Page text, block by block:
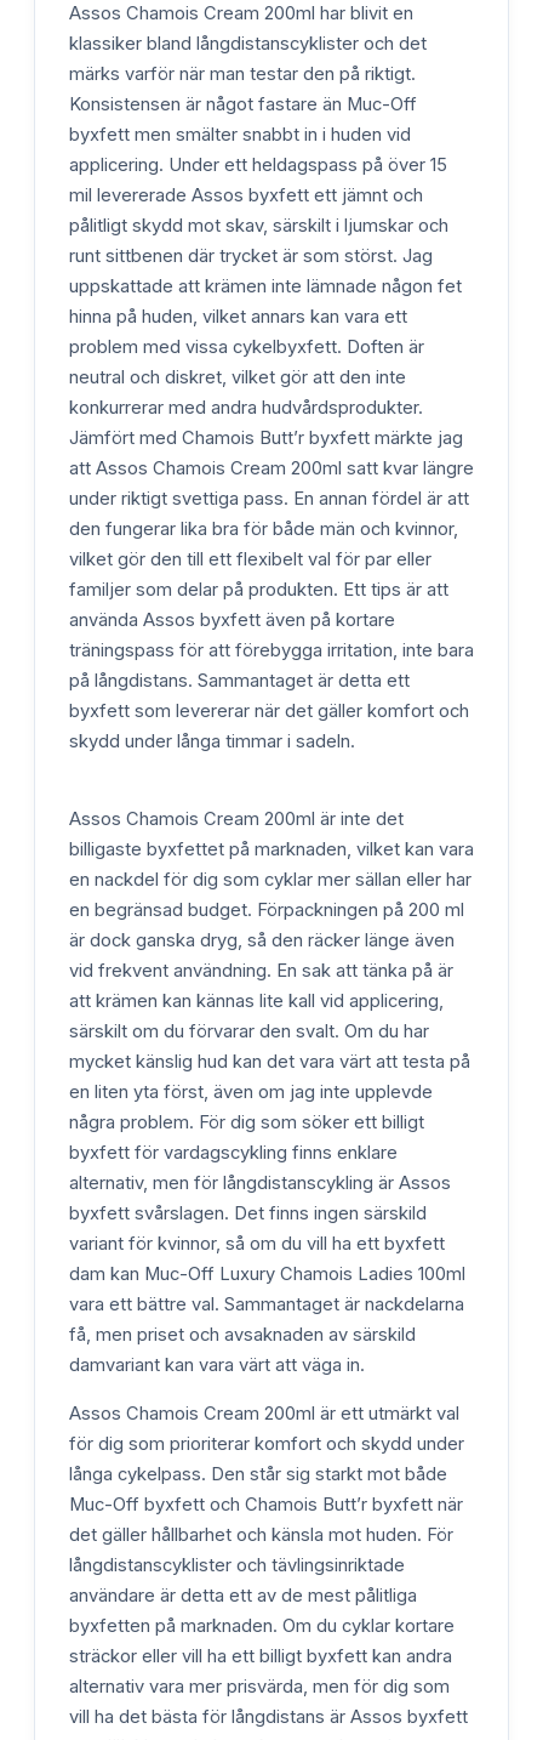
Assos Chamois Cream 200ml har blivit en
klassiker bland långdistanscyklister och det
märks varför när man testar den på riktigt.
Konsistensen är något fastare än Muc-Off
byxfett men smälter snabbt in i huden vid
applicering. Under ett heldagspass på över 15
mil levererade Assos byxfett ett jämnt och
pålitligt skydd mot skav, särskilt i ljumskar och
runt sittbenen där trycket är som störst. Jag
uppskattade att krämen inte lämnade någon fet
hinna på huden, vilket annars kan vara ett
problem med vissa cykelbyxfett. Doften är
neutral och diskret, vilket gör att den inte
konkurrerar med andra hudvårdsprodukter.
Jämfört med Chamois Butt’r byxfett märkte jag
att Assos Chamois Cream 200ml satt kvar längre
under riktigt svettiga pass. En annan fördel är att
den fungerar lika bra för både män och kvinnor,
vilket gör den till ett flexibelt val för par eller
familjer som delar på produkten. Ett tips är att
använda Assos byxfett även på kortare
träningspass för att förebygga irritation, inte bara
på långdistans. Sammantaget är detta ett
byxfett som levererar när det gäller komfort och
skydd under långa timmar i sadeln.
Assos Chamois Cream 200ml är inte det
billigaste byxfettet på marknaden, vilket kan vara
en nackdel för dig som cyklar mer sällan eller har
en begränsad budget. Förpackningen på 200 ml
är dock ganska dryg, så den räcker länge även
vid frekvent användning. En sak att tänka på är
att krämen kan kännas lite kall vid applicering,
särskilt om du förvarar den svalt. Om du har
mycket känslig hud kan det vara värt att testa på
en liten yta först, även om jag inte upplevde
några problem. För dig som söker ett billigt
byxfett för vardagscykling finns enklare
alternativ, men för långdistanscykling är Assos
byxfett svårslagen. Det finns ingen särskild
variant för kvinnor, så om du vill ha ett byxfett
dam kan Muc-Off Luxury Chamois Ladies 100ml
vara ett bättre val. Sammantaget är nackdelarna
få, men priset och avsaknaden av särskild
damvariant kan vara värt att väga in.
Assos Chamois Cream 200ml är ett utmärkt val
för dig som prioriterar komfort och skydd under
långa cykelpass. Den står sig starkt mot både
Muc-Off byxfett och Chamois Butt’r byxfett när
det gäller hållbarhet och känsla mot huden. För
långdistanscyklister och tävlingsinriktade
användare är detta ett av de mest pålitliga
byxfetten på marknaden. Om du cyklar kortare
sträckor eller vill ha ett billigt byxfett kan andra
alternativ vara mer prisvärda, men för dig som
vill ha det bästa för långdistans är Assos byxfett